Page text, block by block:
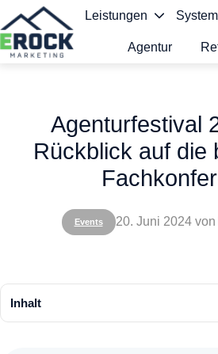
Leistungen
Agentur
Events
Agenturfestival
Rückblick auf die
20. Juni 2024von
Inhalt